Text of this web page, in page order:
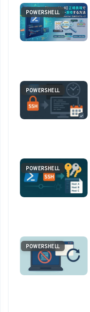
POWERSHELL
POWERSHELL
POWERSHELL
POWERSHELL